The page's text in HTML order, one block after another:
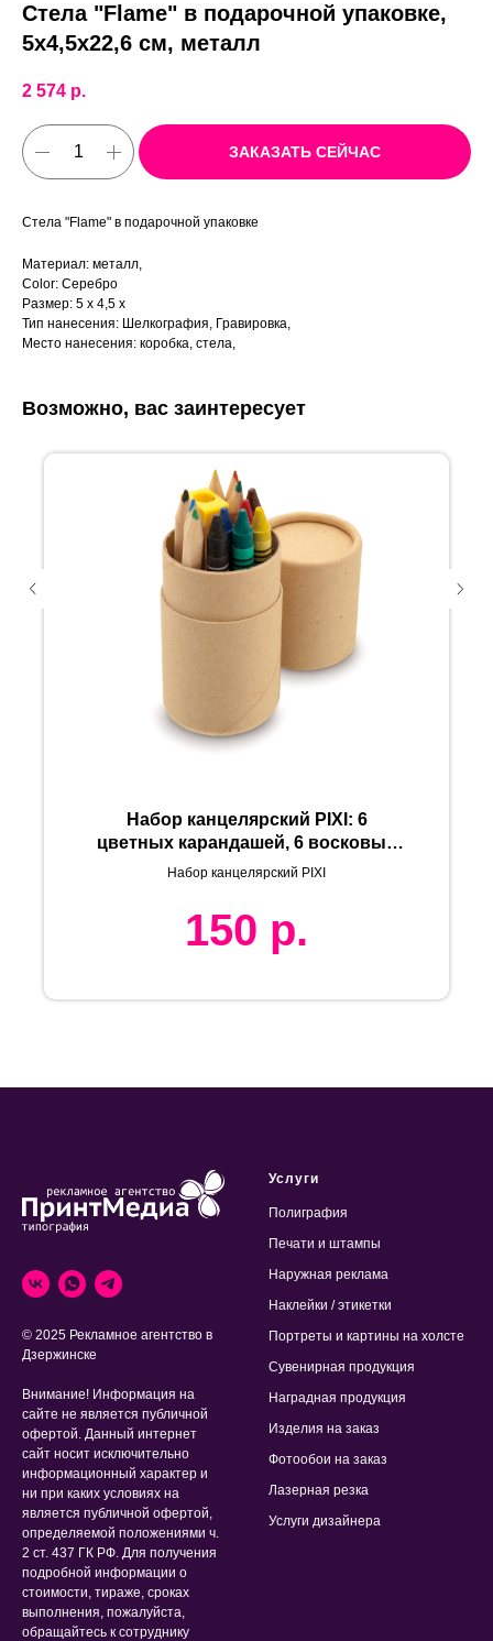
Стела "Flame" в подарочной упаковке,
5x4,5x22,6 см, металл
2 574 р.
ЗАКАЗАТЬ СЕЙЧАС
Стела "Flame" в подарочной упаковке
Материал: металл,
Color: Серебро
Размер: 5 x 4,5 x
Тип нанесения: Шелкография, Гравировка,
Место нанесения: коробка, стела,
Возможно, вас заинтересует
Набор канцелярский PIXI: 6
цветных карандашей, 6 восковых
мелков, 1 точилка, картонный
Набор канцелярский PIXI
150 р.
© 2025 Рекламное агентство в
Дзержинске
Внимание! Информация на
сайте не является публичной
офертой. Данный интернет
сайт носит исключительно
информационный характер и
ни при каких условиях на
является публичной офертой,
определяемой положениями ч.
2 ст. 437 ГК РФ. Для получения
подробной информации о
стоимости, тираже, сроках
выполнения, пожалуйста,
обращайтесь к сотруднику
Услуги
Полиграфия
Печати и штампы
Наружная реклама
Наклейки / этикетки
Портреты и картины на холсте
Сувенирная продукция
Наградная продукция
Изделия на заказ
Фотообои на заказ
Лазерная резка
Услуги дизайнера